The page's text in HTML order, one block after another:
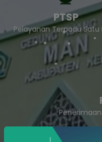
PTSP
Pelayanan Terpadu Satu